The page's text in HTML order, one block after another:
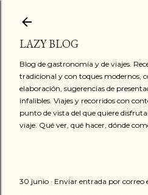
LAZY BLOG
Blog de gastronomía y de viajes.
tradicional y con toques modernos,
elaboración, sugerencias de
infalibles. Viajes y recorridos con
punto de vista del que quiere
viaje. Qué ver, qué hacer, dónde
30 junio Enviar entrada por correo